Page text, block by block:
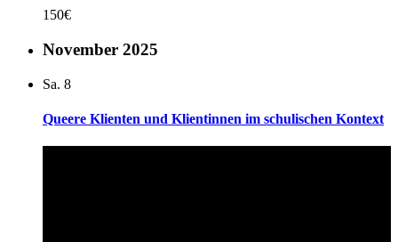
150€
November 2025
Sa. 8
Queere Klienten und Klientinnen im schulischen Kontext